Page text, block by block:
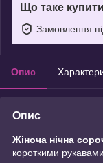
Що таке
Замовлення
Опис
Опис
Жіноча нічна
короткими